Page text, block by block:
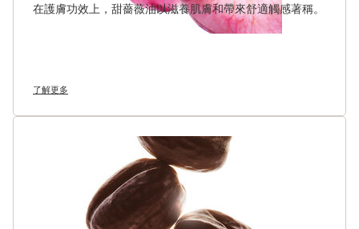
在護膚功效上，甜薔薇油以滋養肌膚和帶來舒適觸感著稱。
了解更多